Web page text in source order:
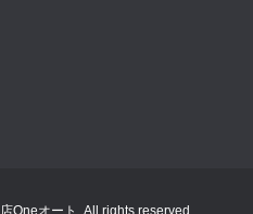
Oneオート. All rights reserved.